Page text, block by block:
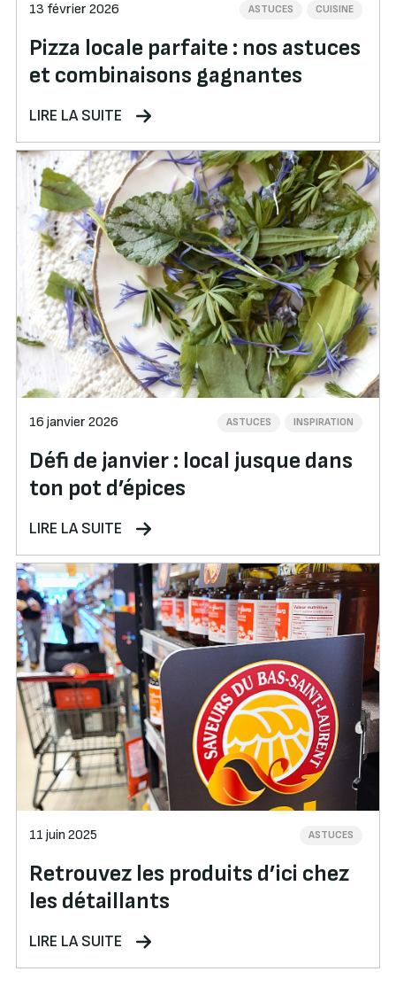
13 février 2026 ASTUCES CUISINE
Pizza locale parfaite : nos astuces
et combinaisons gagnantes
LIRE LA SUITE
16 janvier 2026 ASTUCES INSPIRATION
Défi de janvier : local jusque dans
ton pot d’épices
LIRE LA SUITE
11 juin 2025 ASTUCES
Retrouvez les produits d’ici chez
les détaillants
LIRE LA SUITE